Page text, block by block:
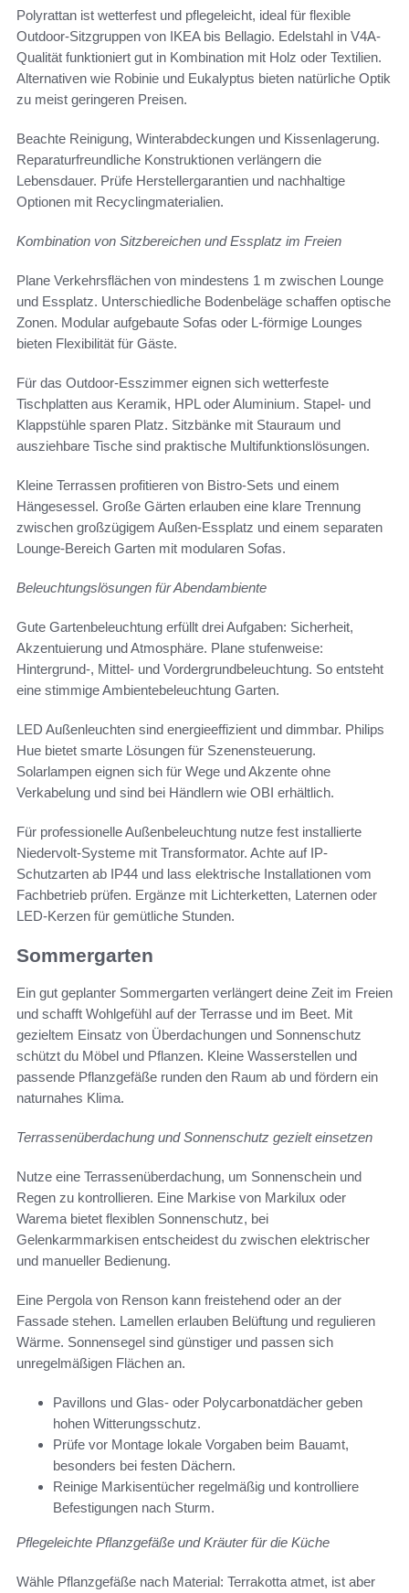
Polyrattan ist wetterfest und pflegeleicht, ideal für flexible
Outdoor-Sitzgruppen von IKEA bis Bellagio. Edelstahl in V4A-
Qualität funktioniert gut in Kombination mit Holz oder Textilien.
Alternativen wie Robinie und Eukalyptus bieten natürliche Optik
zu meist geringeren Preisen.
Beachte Reinigung, Winterabdeckungen und Kissenlagerung.
Reparaturfreundliche Konstruktionen verlängern die
Lebensdauer. Prüfe Herstellergarantien und nachhaltige
Optionen mit Recyclingmaterialien.
Kombination von Sitzbereichen und Essplatz im Freien
Plane Verkehrsflächen von mindestens 1 m zwischen Lounge
und Essplatz. Unterschiedliche Bodenbeläge schaffen optische
Zonen. Modular aufgebaute Sofas oder L-förmige Lounges
bieten Flexibilität für Gäste.
Für das Outdoor-Esszimmer eignen sich wetterfeste
Tischplatten aus Keramik, HPL oder Aluminium. Stapel- und
Klappstühle sparen Platz. Sitzbänke mit Stauraum und
ausziehbare Tische sind praktische Multifunktionslösungen.
Kleine Terrassen profitieren von Bistro-Sets und einem
Hängesessel. Große Gärten erlauben eine klare Trennung
zwischen großzügigem Außen-Essplatz und einem separaten
Lounge-Bereich Garten mit modularen Sofas.
Beleuchtungslösungen für Abendambiente
Gute Gartenbeleuchtung erfüllt drei Aufgaben: Sicherheit,
Akzentuierung und Atmosphäre. Plane stufenweise:
Hintergrund-, Mittel- und Vordergrundbeleuchtung. So entsteht
eine stimmige Ambientebeleuchtung Garten.
LED Außenleuchten sind energieeffizient und dimmbar. Philips
Hue bietet smarte Lösungen für Szenensteuerung.
Solarlampen eignen sich für Wege und Akzente ohne
Verkabelung und sind bei Händlern wie OBI erhältlich.
Für professionelle Außenbeleuchtung nutze fest installierte
Niedervolt-Systeme mit Transformator. Achte auf IP-
Schutzarten ab IP44 und lass elektrische Installationen vom
Fachbetrieb prüfen. Ergänze mit Lichterketten, Laternen oder
LED-Kerzen für gemütliche Stunden.
Sommergarten
Ein gut geplanter Sommergarten verlängert deine Zeit im Freien
und schafft Wohlgefühl auf der Terrasse und im Beet. Mit
gezieltem Einsatz von Überdachungen und Sonnenschutz
schützt du Möbel und Pflanzen. Kleine Wasserstellen und
passende Pflanzgefäße runden den Raum ab und fördern ein
naturnahes Klima.
Terrassenüberdachung und Sonnenschutz gezielt einsetzen
Nutze eine Terrassenüberdachung, um Sonnenschein und
Regen zu kontrollieren. Eine Markise von Markilux oder
Warema bietet flexiblen Sonnenschutz, bei
Gelenkarmmarkisen entscheidest du zwischen elektrischer
und manueller Bedienung.
Eine Pergola von Renson kann freistehend oder an der
Fassade stehen. Lamellen erlauben Belüftung und regulieren
Wärme. Sonnensegel sind günstiger und passen sich
unregelmäßigen Flächen an.
Pavillons und Glas- oder Polycarbonatdächer geben
hohen Witterungsschutz.
Prüfe vor Montage lokale Vorgaben beim Bauamt,
besonders bei festen Dächern.
Reinige Markisentücher regelmäßig und kontrolliere
Befestigungen nach Sturm.
Pflegeleichte Pflanzgefäße und Kräuter für die Küche
Wähle Pflanzgefäße nach Material: Terrakotta atmet, ist aber